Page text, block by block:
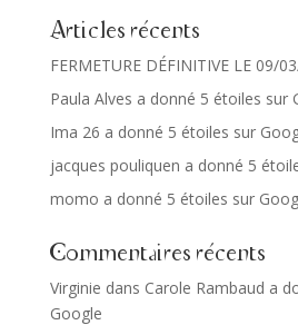
Articles récents
FERMETURE DÉFINITIVE LE 09/
Paula Alves a donné 5 étoiles sur
Ima 26 a donné 5 étoiles sur
jacques pouliquen a donné 5
momo a donné 5 étoiles sur
Commentaires récents
Virginie dans Carole Rambaud a
Google